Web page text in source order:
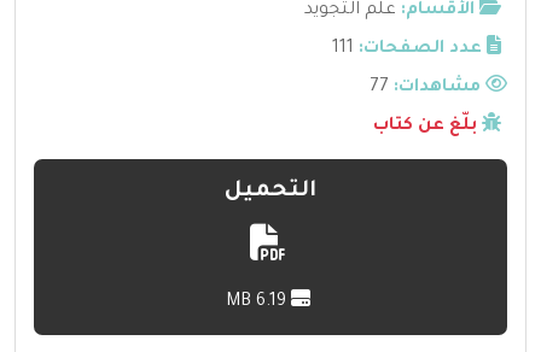
الأقسام: علم التجويد
عدد الصفحات: 111
مشاهدات:
بلّغ عن كتاب
التحميل